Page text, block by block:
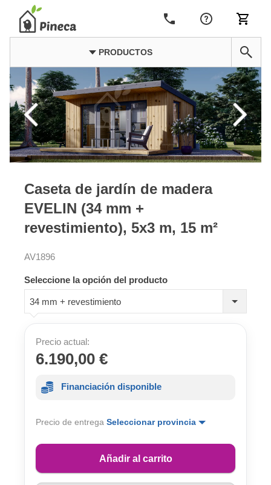
PRODUCTOS
Caseta de jardín de madera
EVELIN (34 mm +
revestimiento), 5x3 m, 15 m²
AV1896
Seleccione la opción del producto
34 mm + revestimiento
Precio actual:
6.190,00 €
Financiación disponible
Precio de entrega Seleccionar provincia
Añadir al carrito